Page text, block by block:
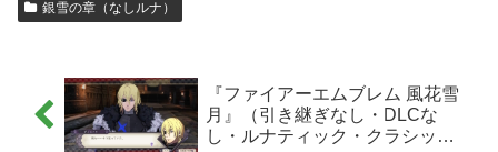
銀雪の章（なしルナ）
『ファイアーエムブレム 風花雪
月』（引き継ぎなし・DLCな
し・ルナティック・クラシッ